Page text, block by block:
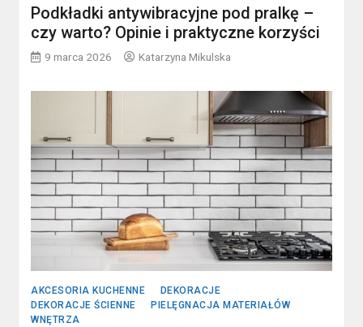
Podkładki antywibracyjne pod pralkę –
czy warto? Opinie i praktyczne korzyści
9 marca 2026 Katarzyna Mikulska
AKCESORIA KUCHENNE
DEKORACJE
DEKORACJE ŚCIENNE
PIELĘGNACJA MATERIAŁÓW
WNĘTRZA